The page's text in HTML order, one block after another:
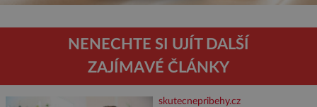
NENECHTE SI UJÍT DALŠÍ
ZAJÍMAVÉ ČLÁNKY
skutecnepribehy.cz